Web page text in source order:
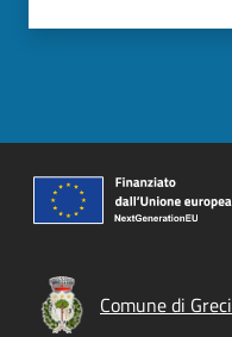
Comune di Greci